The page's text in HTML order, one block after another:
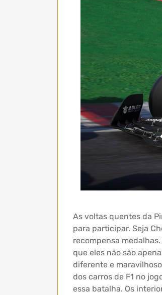
As voltas quentes da
para participar. Seja
recompensa
que eles não são
diferente e
dos carros de F1 no
essa batalha. Os